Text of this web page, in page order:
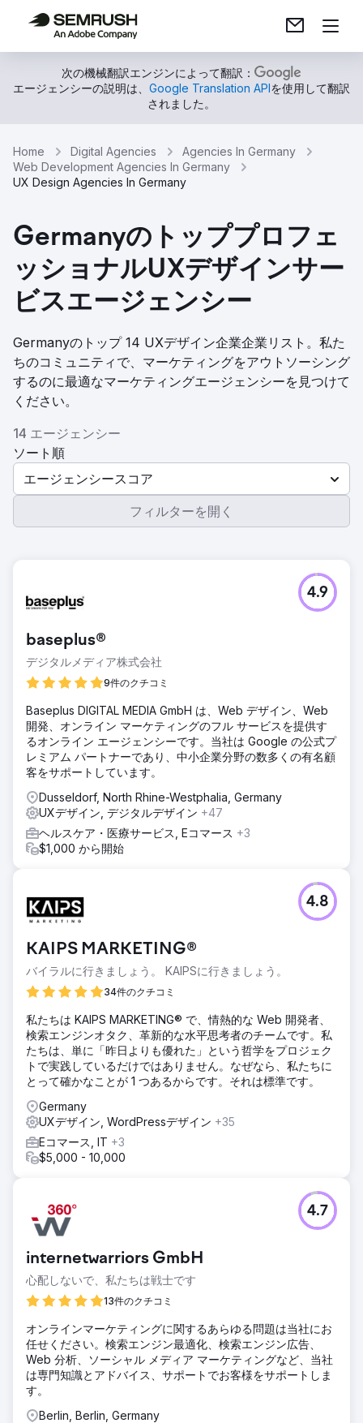
次の機械翻訳エンジンによって翻訳：
エージェンシーの説明は、 Google Translation APIを使用して翻訳
されました。
Home Digital Agencies
Agencies In Germany
Web Development Agencies In Germany
UX Design Agencies In Germany
Germanyのトッププロフェ
ッショナルUXデザインサー
ビスエージェンシー
Germanyのトップ 14 UXデザイン企業企業リスト。私た
ちのコミュニティで、マーケティングをアウトソーシング
するのに最適なマーケティングエージェンシーを見つけて
ください。
14 エージェンシー
ソート順
エージェンシースコア
フィルターを開く
baseplus®
デジタルメディア株式会社
9件のクチコミ
4.9
Baseplus DIGITAL MEDIA GmbH は、Web デザイン、Web
開発、オンライン マーケティングのフル サービスを提供す
るオンライン エージェンシーです。当社は Google の公式プ
レミアム パートナーであり、中小企業分野の数多くの有名顧
客をサポートしています。
Dusseldorf, North Rhine-Westphalia, Germany
UXデザイン, デジタルデザイン +47
ヘルスケア・医療サービス, Eコマース +3
$1,000 から開始
KAIPS MARKETING®
バイラルに行きましょう。 KAIPSに行きましょう。
34件のクチコミ
4.8
私たちは KAIPS MARKETING® で、情熱的な Web 開発者、
検索エンジンオタク、革新的な水平思考者のチームです。私
たちは、単に「昨日よりも優れた」という哲学をプロジェク
トで実践しているだけではありません。なぜなら、私たちに
とって確かなことが 1 つあるからです。それは標準です。
Germany
UXデザイン, WordPressデザイン +35
Eコマース, IT +3
$5,000 - 10,000
internetwarriors GmbH
心配しないで、私たちは戦士です
13件のクチコミ
4.7
オンラインマーケティングに関するあらゆる問題は当社にお
任せください。検索エンジン最適化、検索エンジン広告、
Web 分析、ソーシャル メディア マーケティングなど、当社
は専門知識とアドバイス、サポートでお客様をサポートしま
す。
Berlin, Berlin, Germany